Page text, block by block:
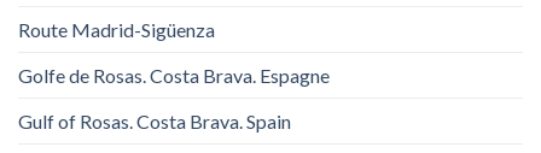
Route Madrid-Sigüenza
Golfe de Rosas. Costa Brava. Espagne
Gulf of Rosas. Costa Brava. Spain